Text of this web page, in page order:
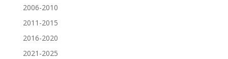
2006-2010
2011-2015
2016-2020
2021-2025